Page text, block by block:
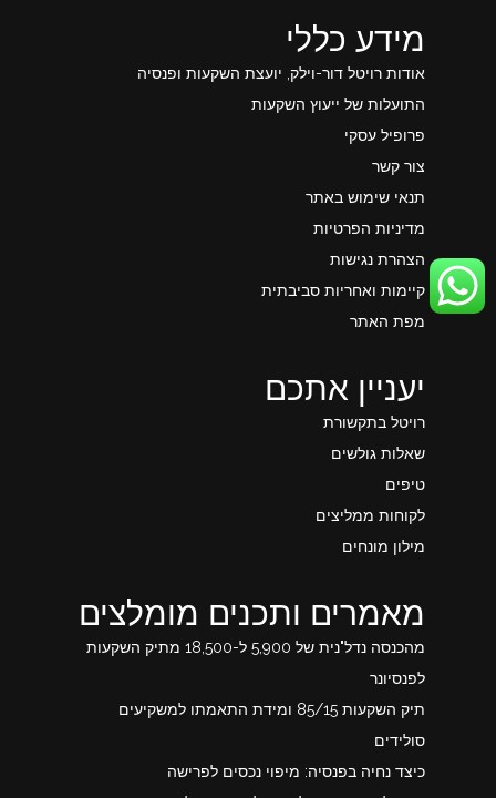
מידע כללי
אודות רויטל דור-וילק, יועצת השקעות ופנסיה
התועלות של ייעוץ השקעות
פרופיל עסקי
צור קשר
תנאי שימוש באתר
מדיניות הפרטיות
הצהרת נגישות
קיימות ואחריות סביבתית
מפת האתר
יעניין אתכם
רויטל בתקשורת
שאלות גולשים
טיפים
לקוחות ממליצים
מילון מונחים
מאמרים ותכנים מומלצים
מהכנסה נדל"נית של 5,900 ל-18,500 מתיק השקעות
לפנסיונר
תיק השקעות 85/15 ומידת התאמתו למשקיעים
סולידים
כיצד נחיה בפנסיה: מיפוי נכסים לפרישה